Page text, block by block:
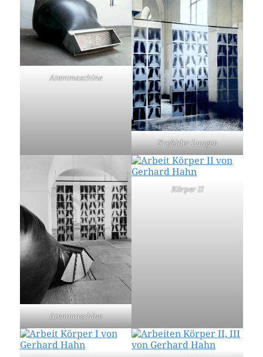
Atemmaschine
Krefelder Lungen
Atemmaschine
Körper II